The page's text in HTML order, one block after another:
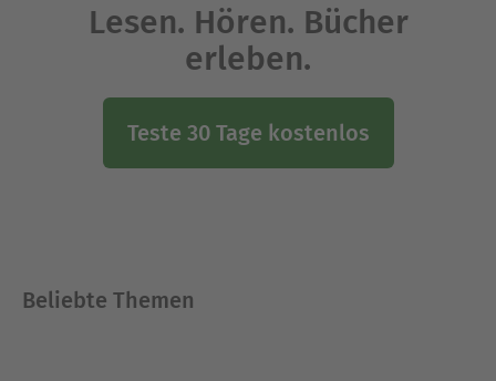
Lesen. Hören. Bücher
erleben.
Teste 30 Tage kostenlos
Beliebte Themen